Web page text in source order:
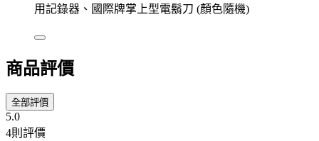
用記錄器、國際牌掌上型電鬍刀 (顏色隨機)
商品評價
全部評價
5.0
4則評價